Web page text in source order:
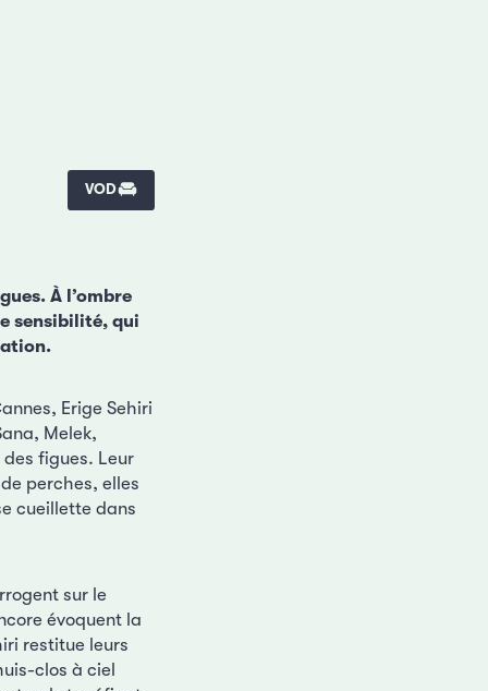
VOD
À l’ombre
sensibilité, qui
Erige Sehiri
Melek,
figues. Leur
perches, elles
cueillette dans
sur le
évoquent la
restitue leurs
clos à ciel